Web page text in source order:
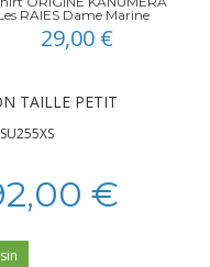
RAIES Dame Marine
29,00 €
TAILLE PETIT
€